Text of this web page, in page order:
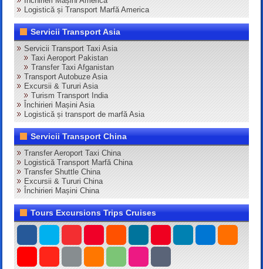
Logistică și Transport Marfă America
Servicii Transport Asia
Servicii Transport Taxi Asia
Taxi Aeroport Pakistan
Transfer Taxi Afganistan
Transport Autobuze Asia
Excursii & Tururi Asia
Turism Transport India
Închirieri Mașini Asia
Logistică și transport de marfă Asia
Servicii Transport China
Transfer Aeroport Taxi China
Logistică Transport Marfă China
Transfer Shuttle China
Excursii & Tururi China
Închirieri Mașini China
Tours Excursions Trips Cruises